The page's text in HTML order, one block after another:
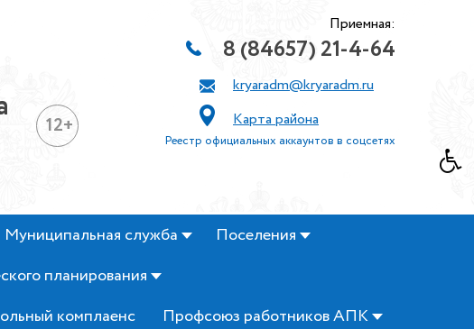
12+
Приемная:
8 (84657) 21-4-64
kryaradm@kryaradm.ru
Карта района
Реестр официальных аккаунтов в соцсетях
Муниципальная служба
Поселения
планирования
комплаенс
Профсоюз работников АПК